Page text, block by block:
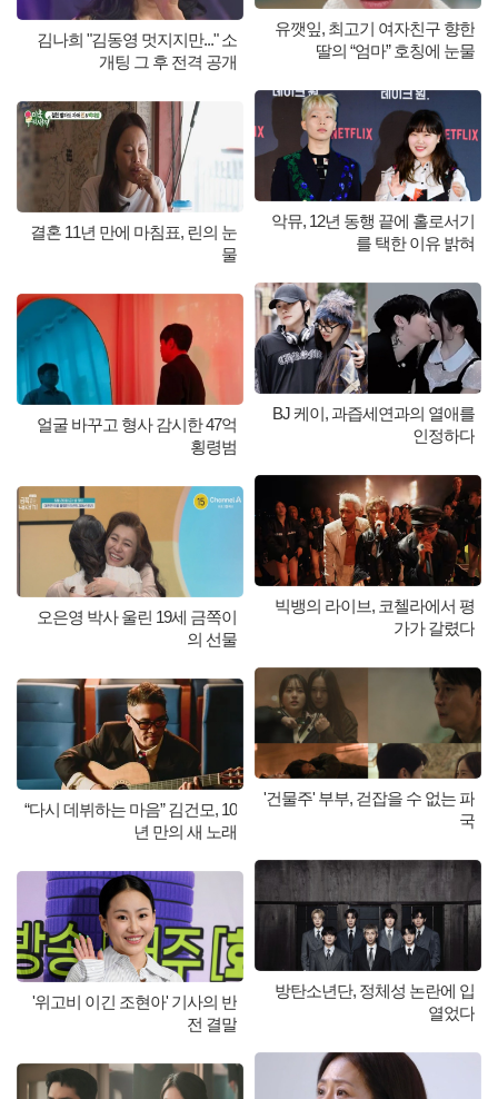
김나희 "김동영 멋지지만..." 소
개팅 그 후 전격 공개
결혼 11년 만에 마침표, 린의 눈
물
얼굴 바꾸고 형사 감시한 47억
횡령범
오은영 박사 울린 19세 금쪽이
의 선물
“다시 데뷔하는 마음” 김건모, 10
년 만의 새 노래
'위고비 이긴 조현아' 기사의 반
전 결말
유깻잎, 최고기 여자친구 향한
딸의 “엄마” 호칭에 눈물
악뮤, 12년 동행 끝에 홀로서기
를 택한 이유 밝혀
BJ 케이, 과즙세연과의 열애를
인정하다
빅뱅의 라이브, 코첼라에서 평
가가 갈렸다
'건물주' 부부, 걷잡을 수 없는 파
국
방탄소년단, 정체성 논란에 입
열었다